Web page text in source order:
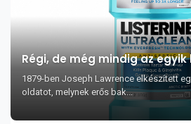
Régi, de még mindig az
1879-ben Joseph Lawrence elkészített
oldatot, melynek erős bak...